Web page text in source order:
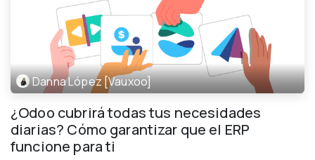
Danna López [Vauxoo]
¿Odoo cubrirá todas tus necesidades
diarias? Cómo garantizar que el ERP
funcione para ti